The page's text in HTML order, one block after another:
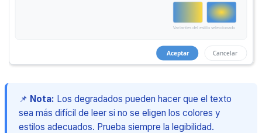
Variantes del estilo seleccionado
Aceptar Cancelar
📌 Nota: Los degradados pueden hacer que el texto
sea más difícil de leer si no se eligen los colores y
estilos adecuados. Prueba siempre la legibilidad.